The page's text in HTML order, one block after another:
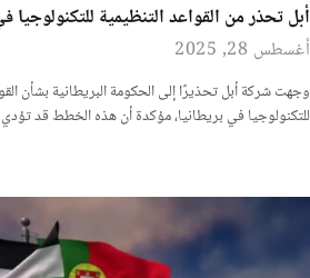
أبل تحذر من القواعد التنظيمية للتكنولوجيا
أغسطس 28, 2025
وجهت شركة أبل تحذيرًا إلى الحكومة البريطانية بشأن
للتكنولوجيا في بريطانيا، مؤكدة أن هذه الخطط قد